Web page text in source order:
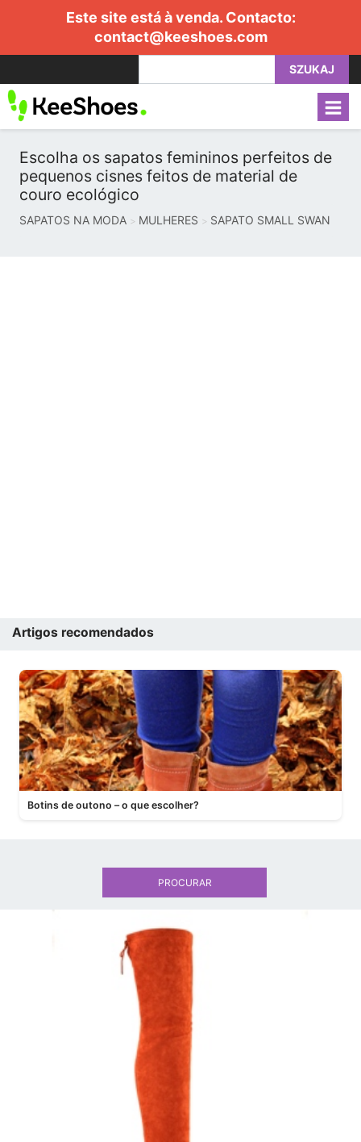
Este site está à venda. Contacto:
contact@keeshoes.com
SZUKAJ
Escolha os sapatos femininos perfeitos de
pequenos cisnes feitos de material de
couro ecológico
SAPATOS NA MODA MULHERES SAPATO SMALL SWAN
Artigos recomendados
Botins de outono – o que escolher?
PROCURAR